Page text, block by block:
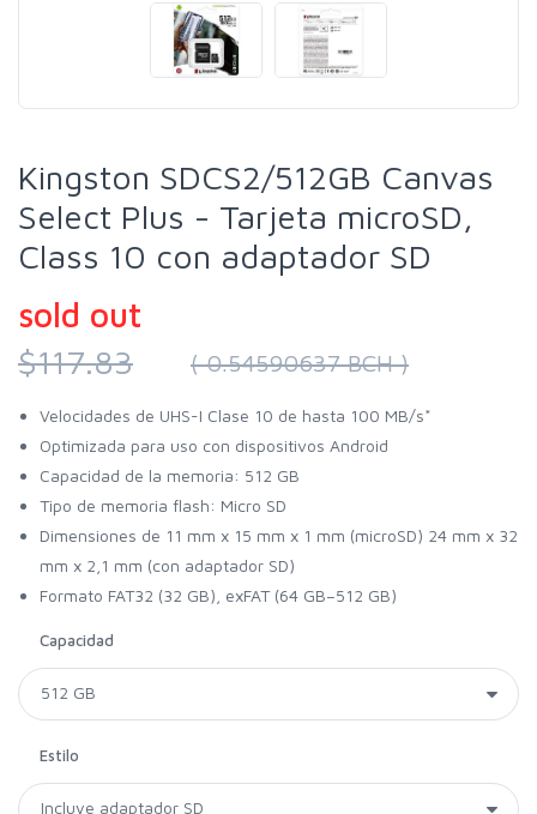
Kingston SDCS2/512GB Canvas
Select Plus - Tarjeta microSD,
Class 10 con adaptador SD
sold out
$117.83
( 0.54590637 BCH )
Velocidades de UHS-I Clase 10 de hasta 100 MB/s*
Optimizada para uso con dispositivos Android
Capacidad de la memoria: 512 GB
Tipo de memoria flash: Micro SD
Dimensiones de 11 mm x 15 mm x 1 mm (microSD) 24 mm x 32
mm x 2,1 mm (con adaptador SD)
Formato FAT32 (32 GB), exFAT (64 GB–512 GB)
Capacidad
Estilo